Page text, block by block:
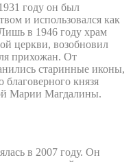
году он был
и использовался как
в 1946 году храм
церкви, возобновил
прихожан. От
старинные иконы,
благоверного князя
Марии Магдалины.
в 2007 году. Он